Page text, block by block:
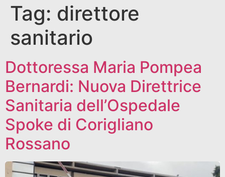
Tag: direttore
sanitario
Dottoressa Maria Pompea
Bernardi: Nuova Direttrice
Sanitaria dell’Ospedale
Spoke di Corigliano
Rossano